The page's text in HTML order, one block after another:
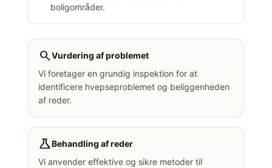
boligområder.
searchVurdering af problemet
Vi foretager en grundig inspektion for at
identificere hvepseproblemet og beliggenheden
af reder.
scienceBehandling af reder
Vi anvender effektive og sikre metoder til